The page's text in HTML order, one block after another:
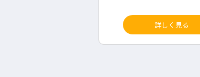
詳しく見る